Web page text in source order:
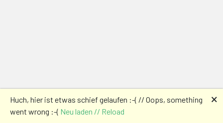
Huch, hier ist etwas schief gelaufen :-( // Oops, something
went wrong :-( Neu laden // Reload
🗙